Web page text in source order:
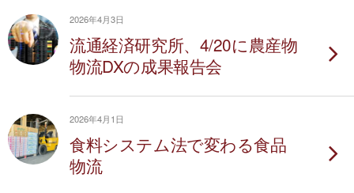
2026年4月3日
流通経済研究所、4/20に農産物
物流DXの成果報告会
2026年4月1日
食料システム法で変わる食品
物流